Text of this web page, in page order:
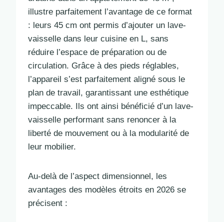
illustre parfaitement l’avantage de ce format
: leurs 45 cm ont permis d’ajouter un lave-
vaisselle dans leur cuisine en L, sans
réduire l’espace de préparation ou de
circulation. Grâce à des pieds réglables,
l’appareil s’est parfaitement aligné sous le
plan de travail, garantissant une esthétique
impeccable. Ils ont ainsi bénéficié d’un lave-
vaisselle performant sans renoncer à la
liberté de mouvement ou à la modularité de
leur mobilier.
Au-delà de l’aspect dimensionnel, les
avantages des modèles étroits en 2026 se
précisent :